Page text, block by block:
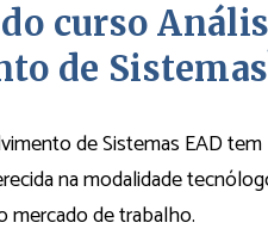
curso
de
de Sistemas EAD tem
na modalidade
mercado de trabalho.